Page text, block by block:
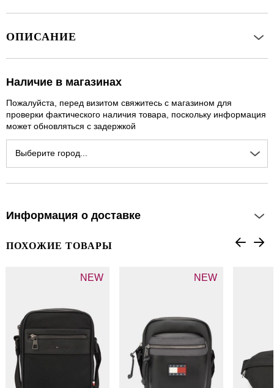
ОПИСАНИЕ
Наличие в магазинах
Пожалуйста, перед визитом свяжитесь с магазином для
проверки фактического наличия товара, поскольку информация
может обновляться с задержкой
Выберите город...
Информация о доставке
ПОХОЖИЕ ТОВАРЫ
NEW NEW